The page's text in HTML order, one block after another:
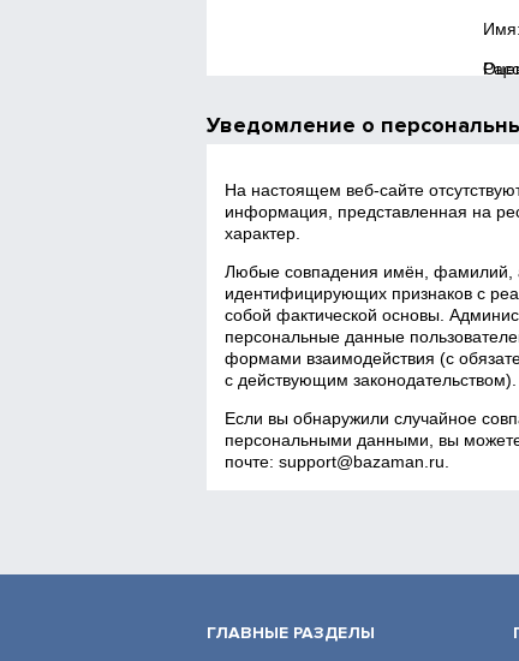
Имя:
Уведомление о
На настоящем веб‑сайте
информация, представленная на
характер.
Любые совпадения имён, фамилий,
идентифицирующих признаков с
собой фактической основы.
персональные данные
формами взаимодействия (с
с действующим законодательством).
Если вы обнаружили случайное
персональными данными, вы можете
почте:support@bazaman.ru
ГЛАВНЫЕ РАЗДЕЛЫ